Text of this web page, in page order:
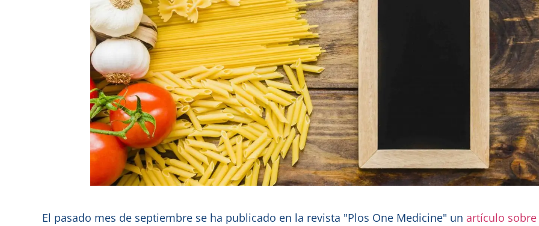
El pasado mes de septiembre se ha publicado en la revista "Plos One Medicine" un artículo